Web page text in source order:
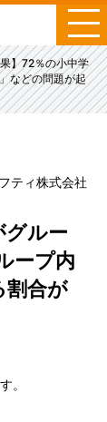
メ
ニ
ュ
ー
】72％の小中学
などの問題が起
ティ株式会社
グルー
ープ内
割合が
。